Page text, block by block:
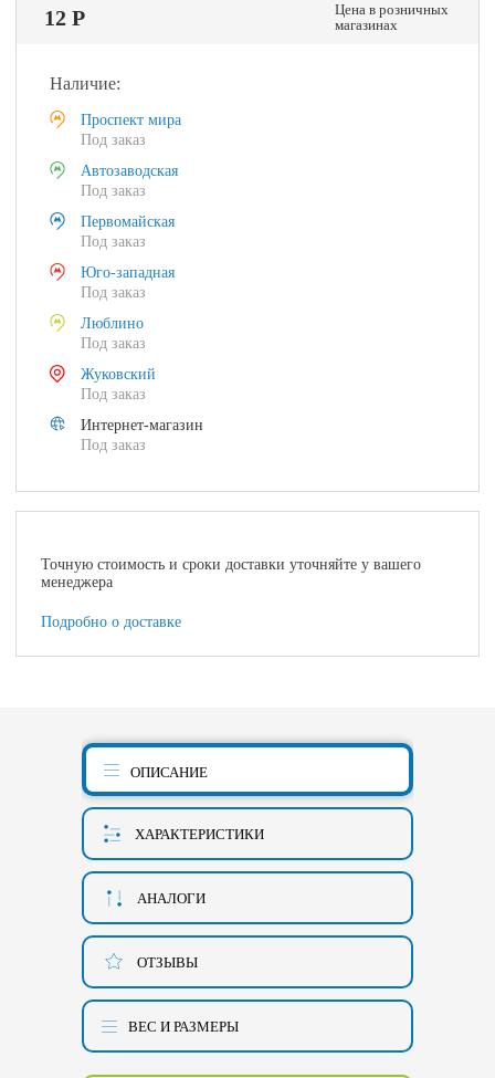
12 Р
Цена в розничных
магазинах
Наличие:
Проспект мира
Под заказ
Автозаводская
Под заказ
Первомайская
Под заказ
Юго-западная
Под заказ
Люблино
Под заказ
Жуковский
Под заказ
Интернет-магазин
Под заказ
Точную стоимость и сроки доставки уточняйте у вашего
менеджера
Подробно о доставке
ОПИСАНИЕ
ХАРАКТЕРИСТИКИ
АНАЛОГИ
ОТЗЫВЫ
ВЕС И РАЗМЕРЫ